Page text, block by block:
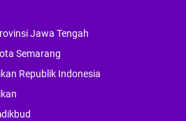
Jawa Tengah
Semarang
Republik Indonesia